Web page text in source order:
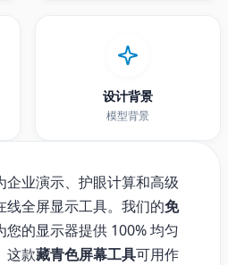
设计背景
模型背景
企业演示、护眼计算和高级
线全屏显示工具。我们的免
您的显示器提供 100% 均匀
这款藏青色屏幕工具可用作